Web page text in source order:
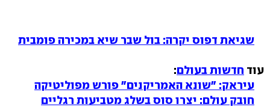
שגיאת דפוס יקרה: בול שבר שיא במכירה פומבית
עוד חדשות בעולם:
עיראק: "שונא האמריקנים" פורש מפוליטיקה
חובק עולם: יצרו סוס בשלג מטביעות רגליים